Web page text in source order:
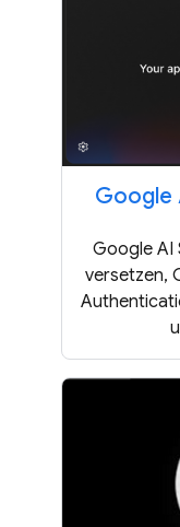
Google
Google AI
versetzen,